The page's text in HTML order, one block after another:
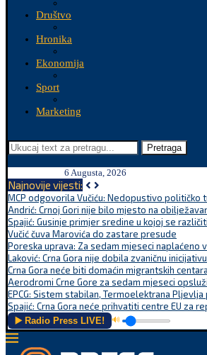
Društvo
Hronika
Ekonomija
Sport
Marketing
Pretraga
6 Augusta, 2026
Najnovije vijesti:
MCP odgovorila Vučiću: Nedopustivo političko
Andrić: Crnoj Gori nije bilo mjesto na
Spajić: Gusinje primjer sredine u kojoj se
Vučić čuva Marovića do zastare presude
Poreska uprava: Za sedam mjeseci naplaćeno
Laković: Crna Gora nije dobila zvaničnu
Crna Gora neće biti domaćin migrantskih centara
Aerodromi Crne Gore za sedam mjeseci
EPCG: Sistem stabilan, Termoelektrana
Spajić: Crna Gora neće prihvatiti centre EU za
▶️ Radio Press LIVE! 🔊